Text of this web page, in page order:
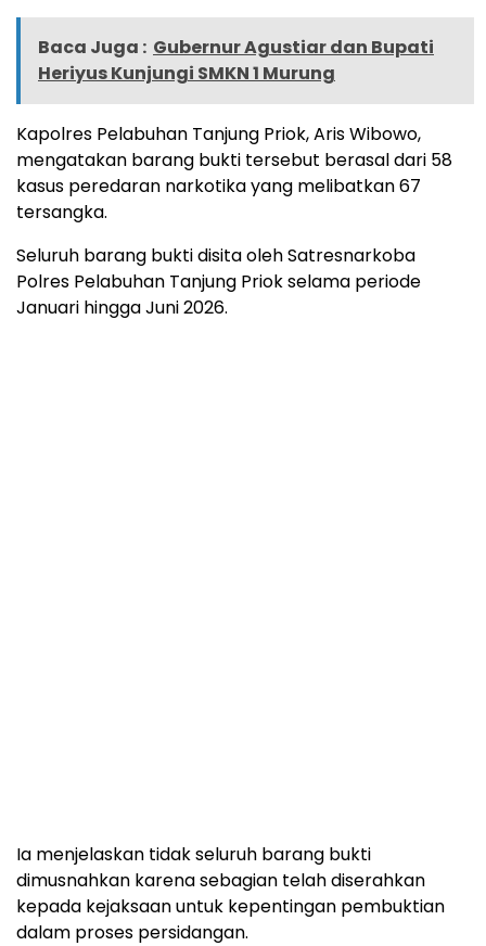
Baca Juga : Gubernur Agustiar dan Bupati
Heriyus Kunjungi SMKN 1 Murung
Kapolres Pelabuhan Tanjung Priok, Aris Wibowo,
mengatakan barang bukti tersebut berasal dari 58
kasus peredaran narkotika yang melibatkan 67
tersangka.
Seluruh barang bukti disita oleh Satresnarkoba
Polres Pelabuhan Tanjung Priok selama periode
Januari hingga Juni 2026.
Ia menjelaskan tidak seluruh barang bukti
dimusnahkan karena sebagian telah diserahkan
kepada kejaksaan untuk kepentingan pembuktian
dalam proses persidangan.